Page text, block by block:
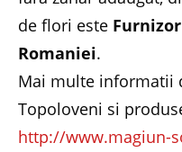
de flori este
Romaniei.
Mai multe informatii
Topoloveni si
http://www.magiun-